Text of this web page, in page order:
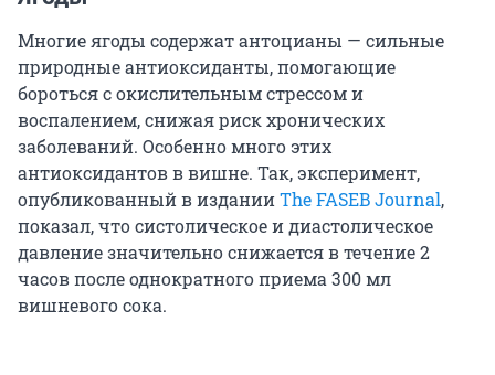
Многие ягоды содержат антоцианы — сильные
природные антиоксиданты, помогающие
бороться с окислительным стрессом и
воспалением, снижая риск хронических
заболеваний. Особенно много этих
антиоксидантов в вишне. Так, эксперимент,
опубликованный в изданииThe FASEB Journal,
показал, что систолическое и диастолическое
давление значительно снижается в течение 2
часов после однократного приема 300 мл
вишневого сока.